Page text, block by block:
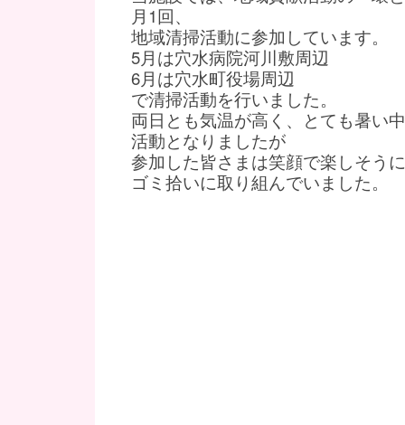
月1回、
地域清掃活動に参加しています。
5月は穴水病院河川敷周辺
6月は穴水町役場周辺
で清掃活動を行いました。
両日とも気温が高く、とても暑い
活動となりましたが
参加した皆さまは笑顔で楽しそうに
ゴミ拾いに取り組んでいました。